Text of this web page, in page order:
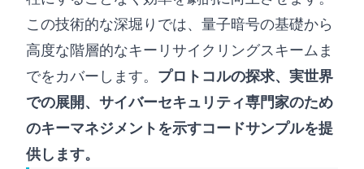
この技術的な深堀りでは、量子暗号の基礎から
高度な階層的なキーリサイクリングスキームま
でをカバーします。 プロトコルの探求、実世界
での展開、サイバーセキュリティ専門家のため
のキーマネジメントを示すコードサンプルを提
供します。